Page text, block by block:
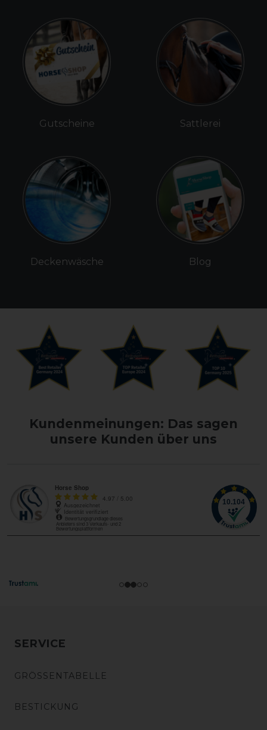
Gutscheine
Deckenwäsche
Sattlerei
Blog
Kundenmeinungen: Das sagen
unsere Kunden über uns
SERVICE
GRÖSSENTABELLE
BESTICKUNG